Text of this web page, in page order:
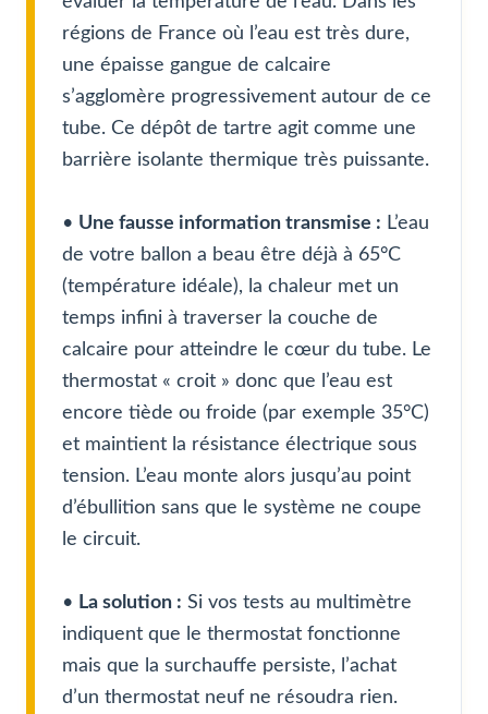
régions de France où l’eau est très dure,
une épaisse gangue de calcaire
s’agglomère progressivement autour de ce
tube. Ce dépôt de tartre agit comme une
barrière isolante thermique très puissante.
• Une fausse information transmise : L’eau
de votre ballon a beau être déjà à 65°C
(température idéale), la chaleur met un
temps infini à traverser la couche de
calcaire pour atteindre le cœur du tube. Le
thermostat « croit » donc que l’eau est
encore tiède ou froide (par exemple 35°C)
et maintient la résistance électrique sous
tension. L’eau monte alors jusqu’au point
d’ébullition sans que le système ne coupe
le circuit.
• La solution : Si vos tests au multimètre
indiquent que le thermostat fonctionne
mais que la surchauffe persiste, l’achat
d’un thermostat neuf ne résoudra rien.